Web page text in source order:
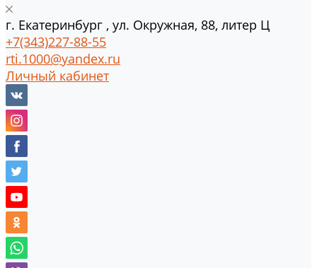
г. Екатеринбург , ул. Окружная, 88, литер Ц
+7(343)227-88-55
rti.1000@yandex.ru
Личный кабинет